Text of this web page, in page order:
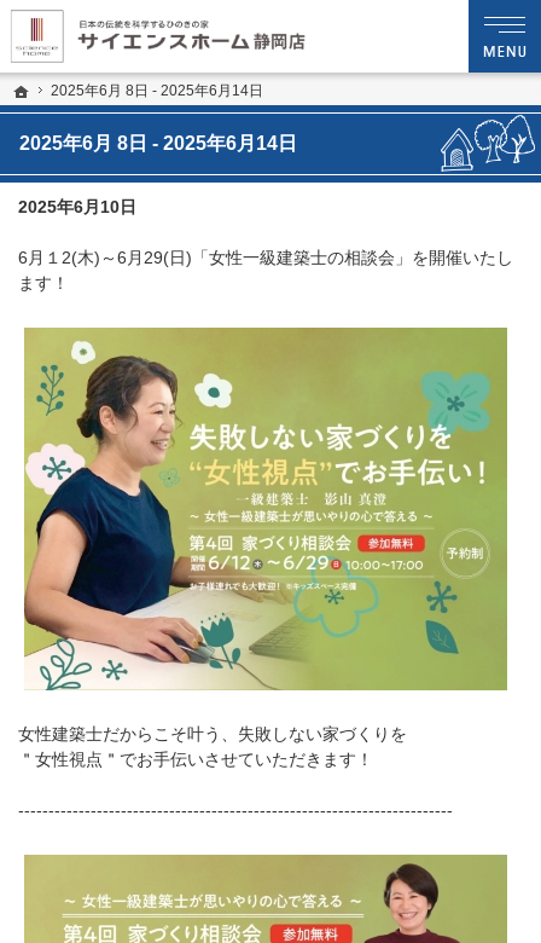
ホーム
2025年6月 8日 - 2025年6月14日
2025年6月 8日 - 2025年6月14日
プロの目線からご提案。静岡県静岡市の注文住宅・新築戸建てを手がける工務店
静岡県中部エリアで新築住宅や木造注文住宅を建てるならサイエンスホーム静岡
2025年6月10日
6月１2(木)～6月29(日)「女性一級建築士の相談会」を開催いたし
ます！
女性建築士だからこそ叶う、失敗しない家づくりを
＂女性視点＂でお手伝いさせていただきます！
------------------------------------------------------------------------